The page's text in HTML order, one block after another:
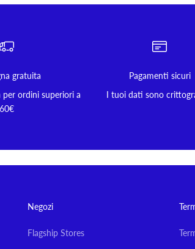
gratuita
per ordini superiori a
60€
Pagamenti sicuri
I tuoi dati sono
Negozi
Flagship Stores